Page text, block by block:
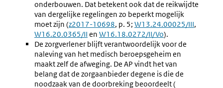
onderbouwen. Dat betekent ook dat de reikwijdte
van dergelijke regelingen zo beperkt mogelijk
moet zijn (Externe
link:
z2017-10698, p. 5; Externe
link:
W13.24.00025/III,
W16.20.0365/II en Externe
link:
W16.18.0272/II/Vo).
De zorgverlener blijft verantwoordelijk voor de
naleving van het medisch beroepsgeheim en
maakt zelf de afweging. De AP vindt het van
belang dat de zorgaanbieder degene is die de
noodzaak van de doorbreking beoordeelt (